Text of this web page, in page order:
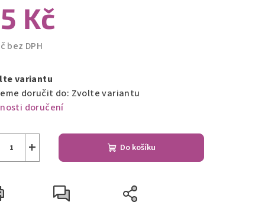
Kč
bez DPH
variantu
doručit do: Zvolte variantu
doručení
+ Do košíku